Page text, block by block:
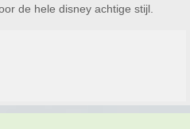
de hele disney achtige stijl.